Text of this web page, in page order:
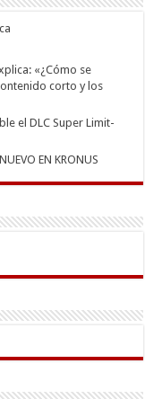
«¿Cómo se
corto y los
el DLC Super Limit-
EN KRONUS